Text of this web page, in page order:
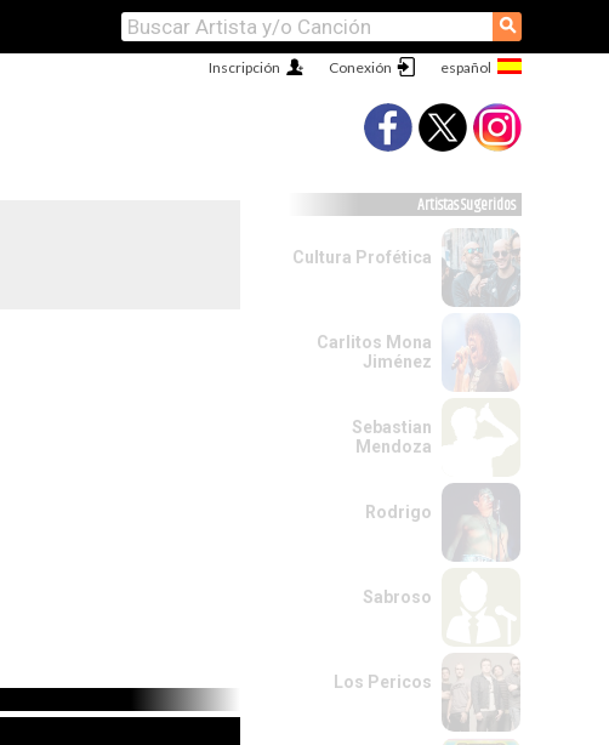
⚲
Conexión
Inscripción
Artistas Sugeridos
Cultura Profética
Carlitos Mona
Jiménez
Sebastian
Mendoza
Rodrigo
Sabroso
Los Pericos